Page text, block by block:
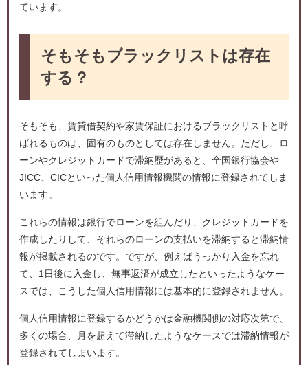
ています。
そもそもブラックリストは存在
する？
そもそも、賃貸借契約や家賃保証におけるブラックリストと呼
ばれるものは、固有のものとしては存在しません。ただし、ロ
ーンやクレジットカードで滞納歴があると、全国銀行協会や
JICC、CICといった個人信用情報機関の情報に登録されてしま
います。
これらの情報は銀行でローンを組んだり、クレジットカードを
作成したりして、それらのローンの支払いを滞納すると滞納情
報が掲載されるのです。ですが、例えばうっかり入金を忘れ
て、1日後に入金し、無事返済が成立したといったようなケー
スでは、こうした個人信用情報には基本的に登録されません。
個人信用情報に登録するかどうかは金融機関側の対応次第で、
多くの場合、月を超えて滞納したようなケースでは滞納情報が
登録されてしまいます。